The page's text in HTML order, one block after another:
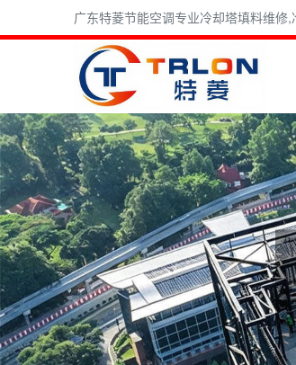
广东特菱节能空调专业冷却塔填料维修